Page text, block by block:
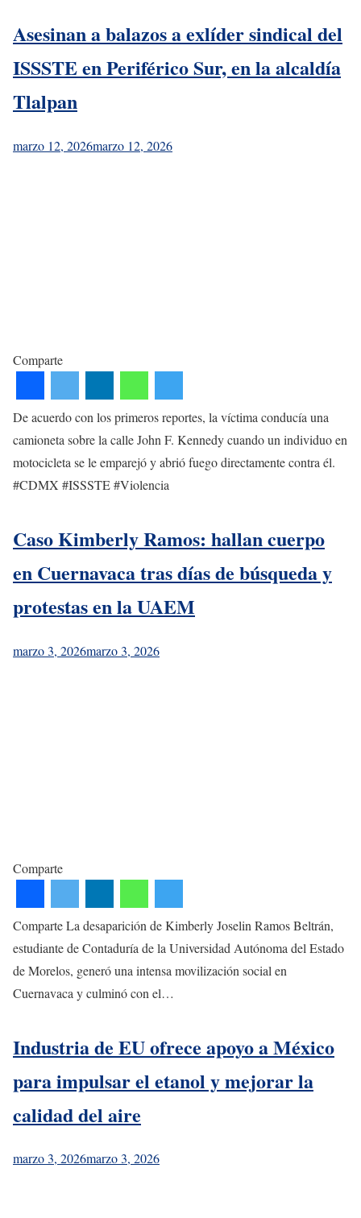
Asesinan a balazos a exlíder sindical del
ISSSTE en Periférico Sur, en la alcaldía
Tlalpan
marzo 12, 2026marzo 12, 2026
Comparte
De acuerdo con los primeros reportes, la víctima conducía una
camioneta sobre la calle John F. Kennedy cuando un individuo en
motocicleta se le emparejó y abrió fuego directamente contra él.
#CDMX #ISSSTE #Violencia
Caso Kimberly Ramos: hallan cuerpo
en Cuernavaca tras días de búsqueda y
protestas en la UAEM
marzo 3, 2026marzo 3, 2026
Comparte
Comparte La desaparición de Kimberly Joselin Ramos Beltrán,
estudiante de Contaduría de la Universidad Autónoma del Estado
de Morelos, generó una intensa movilización social en
Cuernavaca y culminó con el…
Industria de EU ofrece apoyo a México
para impulsar el etanol y mejorar la
calidad del aire
marzo 3, 2026marzo 3, 2026